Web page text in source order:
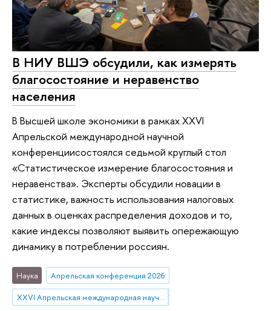
В НИУ ВШЭ обсудили, как измерять
благосостояние и неравенство
населения
В Высшей школе экономики в рамках XXVI
Апрельской международной научной
конференциисостоялся седьмой круглый стол
«Статистическое измерение благосостояния и
неравенства». Эксперты обсудили новации в
статистике, важность использования налоговых
данных в оценках распределения доходов и то,
какие индексы позволяют выявить опережающую
динамику в потреблении россиян.
Наука
Апрельская конференция 2026
XXVI Апрельская международная научная конференция имени Е.Г. Ясина